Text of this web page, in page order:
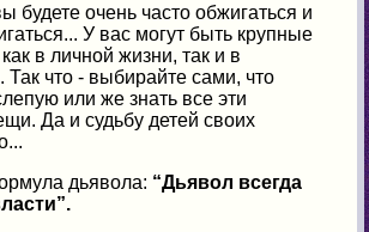
будете очень часто обжигаться и
У вас могут быть крупные
в личной жизни, так и в
что - выбирайте сами, что
или же знать все эти
Да и судьбу детей своих
дьявола: “Дьявол всегда